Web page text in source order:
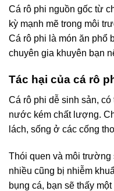
Cá rô phi nguồn gốc từ
kỳ mạnh mẽ trong môi
Cá rô phi là món ăn phổ
chuyên gia khuyên bạn
Tác hại của cá rô
Cá rô phi dễ sinh sản,
nước kém chất lượng.
lách, sống ở các cống
Thói quen và môi trường
nhiều cũng bị nhiễm
bụng cá, bạn sẽ thấy